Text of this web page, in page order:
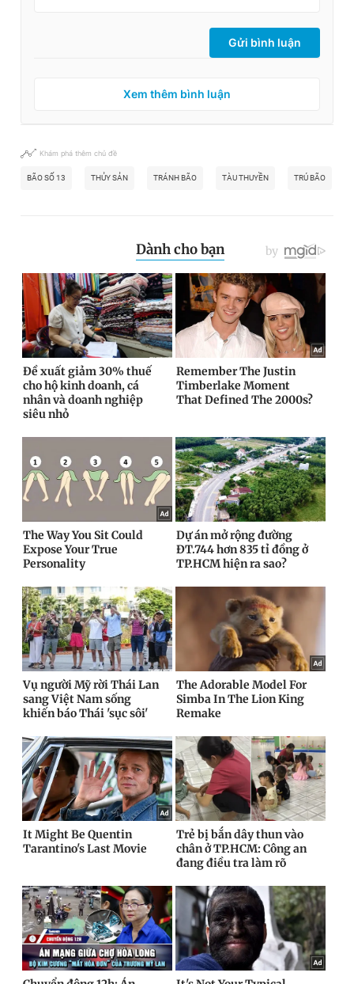
Gửi bình luận
Xem thêm bình luận
Khám phá thêm chủ đề
BÃO SỐ 13 THỦY SẢN TRÁNH BÃO TÀU THUYỀN TRÚ BÃO